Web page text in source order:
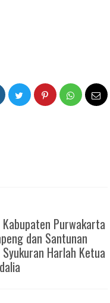
Purwakarta
dan Santunan
Harlah Ketua